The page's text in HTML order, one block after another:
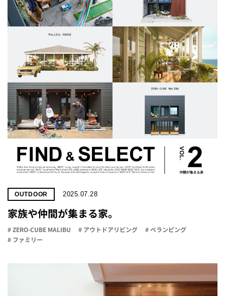
OUTDOOR 2025.07.28
家族や仲間が集まる家。
# ZERO-CUBE MALIBU # アウトドアリビング
# ベランピング
# ファミリー